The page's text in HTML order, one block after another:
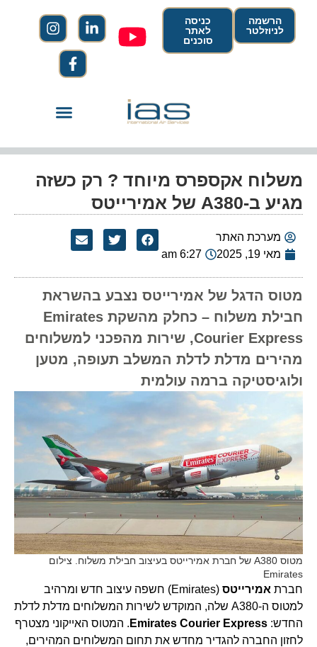
הרשמה
לניוזלטר
כניסה
לאתר
סוכנים
משלוח אקספרס מיוחד ? רק כשזה
מגיע ב-A380 של אמירייטס
מערכת האתר
מאי 19, 2025
6:27 am
מטוס הדגל של אמירייטס נצבע בהשראת
חבילת משלוח – כחלק מהשקת Emirates
Courier Express, שירות מהפכני למשלוחים
מהירים מדלת לדלת המשלב תעופה, מטען
ולוגיסטיקה ברמה עולמית
מטוס A380 של חברת אמירייטס בעיצוב חבילת משלוח. צילום
Emirates
חברת אמירייטס
(Emirates) חשפה עיצוב חדש ומרהיב
למטוס ה-A380 שלה, המוקדש לשירות המשלוחים מדלת לדלת
החדש: Emirates Courier Express . המטוס האייקוני מצטרף
לחזון החברה להגדיר מחדש את תחום המשלוחים המהירים,